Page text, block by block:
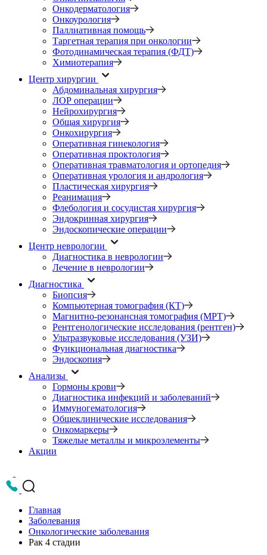
Онкодерматология
Онкоурология
Паллиативная помощь
Таргетная терапия при онкологии
Фотодинамическая терапия (ФДТ)
Химиотерапия
Центр хирургии
Абдоминальная хирургия
ЛОР операции
Нейрохирургия
Общая хирургия
Онкохирургия
Оперативная гинекология
Оперативная проктология
Оперативная травматология и ортопедия
Оперативная урология и андрология
Пластическая хирургия
Реанимация
Флебология и сосудистая хирургия
Эндокринная хирургия
Эндоскопические операции
Центр неврологии
Диагностика в неврологии
Лечение в неврологии
Диагностика
Биопсия
Компьютерная томография (КТ)
Магнитно-резонансная томография (МРТ)
Рентгенологические исследования (рентген)
Ультразвуковые исследования (УЗИ)
Функциональная диагностика
Эндоскопия
Анализы
Гормоны крови
Диагностика инфекций и заболеваний
Иммуногематология
Общеклинические исследования
Онкомаркеры
Тяжелые металлы и микроэлементы
Акции
Главная
Заболевания
Онкологические заболевания
Рак 4 стадии